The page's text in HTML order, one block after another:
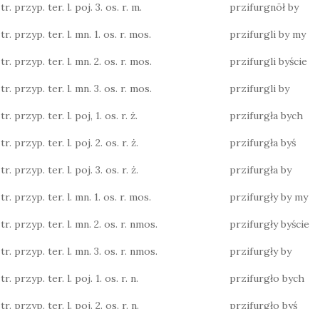
tr. przyp. ter. l. poj. 3. os. r. m. przifurgnōł by
tr. przyp. ter. l. mn. 1. os. r. mos. przifurgli by my
tr. przyp. ter. l. mn. 2. os. r. mos. przifurgli byście
tr. przyp. ter. l. mn. 3. os. r. mos. przifurgli by
tr. przyp. ter. l. poj, 1. os. r. ż. przifurgła bych
tr. przyp. ter. l. poj. 2. os. r. ż. przifurgła byś
tr. przyp. ter. l. poj. 3. os. r. ż. przifurgła by
tr. przyp. ter. l. mn. 1. os. r. mos. przifurgły by my
tr. przyp. ter. l. mn. 2. os. r. nmos. przifurgły byście
tr. przyp. ter. l. mn. 3. os. r. nmos. przifurgły by
tr. przyp. ter. l. poj. 1. os. r. n. przifurgło bych
tr. przyp. ter. l. poj. 2. os. r. n. przifurgło byś